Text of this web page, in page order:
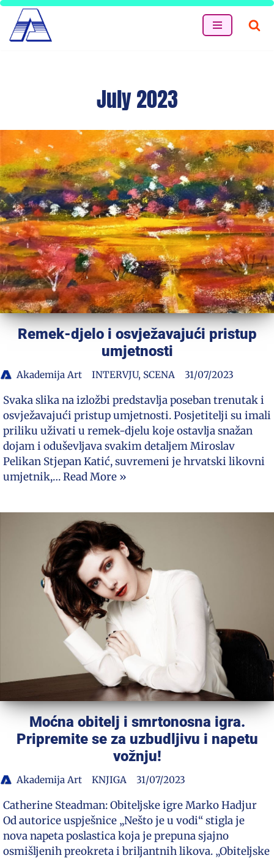
Skip
to
July 2023
Remek-djelo i osvježavajući pristup
umjetnosti
Akademija Art INTERVJU, SCENA 31/07/2023
Svaka slika na izložbi predstavlja poseban trenutak i
osvježavajući pristup umjetnosti. Posjetitelji su imali
priliku uživati u remek-djelu koje ostavlja snažan
dojam i oduševljava svakim detaljem Miroslav
Pelikan Stjepan Katić, suvremeni je hrvatski likovni
umjetnik,…Read More »
Moćna obitelj i smrtonosna igra.
Pripremite se za uzbudljivu i napetu
vožnju!
Akademija Art KNJIGA 31/07/2023
Catherine Steadman: Obiteljske igre Marko Hadjur
Od autorice uspješnice „Nešto je u vodi“ stigla je
nova napeta poslastica koja je prepuna sjajno
osmišljenih preokreta i briljantnih likova. „Obiteljske